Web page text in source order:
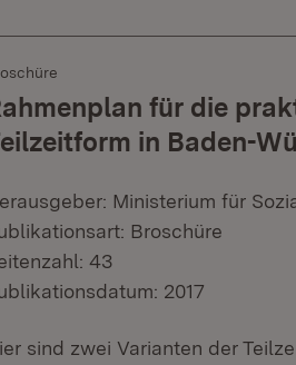
für die
in Baden-
Ministerium für
Broschüre
43
2017
sind zwei Varianten der